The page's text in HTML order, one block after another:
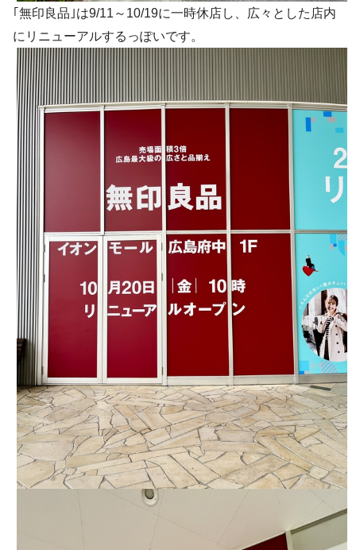
｢無印良品｣は9/11～10/19に一時休店し、広々とした店内
にリニューアルするっぽいです。